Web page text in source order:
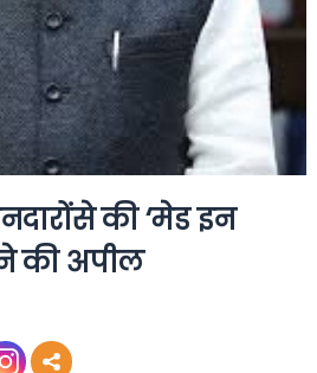
की ‘मेड इन
की अपील